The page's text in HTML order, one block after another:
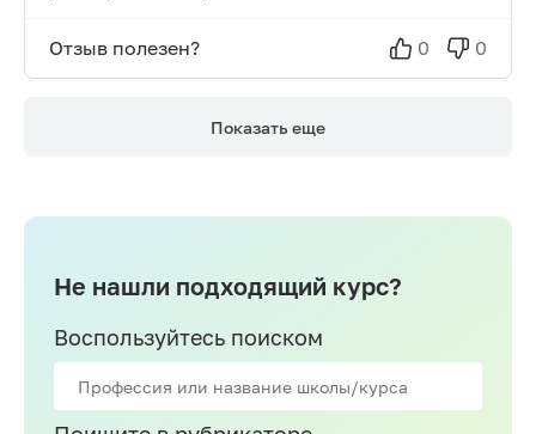
Отзыв полезен? 0 0
Показать еще
Не нашли подходящий курс?
Воспользуйтесь поиском